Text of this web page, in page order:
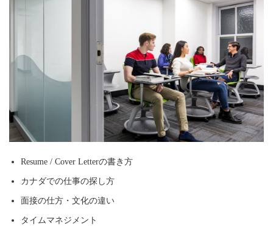
Resume / Cover Letterの書き方
カナダでの仕事の探し方
面接の仕方・文化の違い
タイムマネジメント